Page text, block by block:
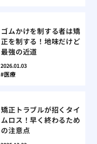
ゴムかけを制する者は矯
正を制する！地味だけど
最強の近道
2026.01.03
医療
矯正トラブルが招くタイ
ムロス！早く終わるため
の注意点